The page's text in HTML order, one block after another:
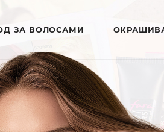
ЗА ВОЛОСАМИ